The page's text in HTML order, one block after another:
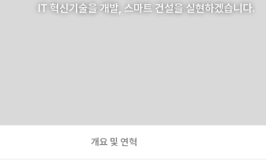
IT 혁신기술을 개발, 스마트 건설을 실현하겠습니다.
개요 및 연혁